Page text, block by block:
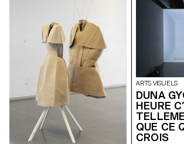
ARTS VISUELS
DUNA
HEURE
QUE CE
CROIS